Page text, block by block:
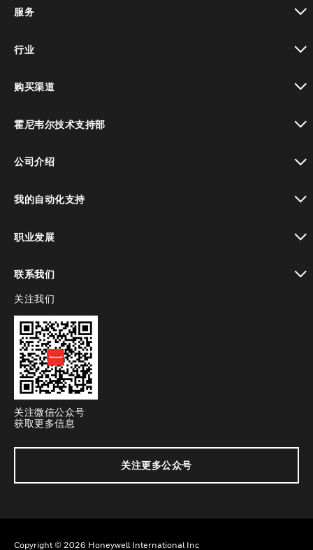
服务
行业
购买渠道
霍尼韦尔技术支持部
公司介绍
我的自动化支持
职业发展
联系我们
toggle view
关注我们
关注微信公众号
获取更多信息
关注更多公众号
Copyright © 2026 Honeywell International Inc